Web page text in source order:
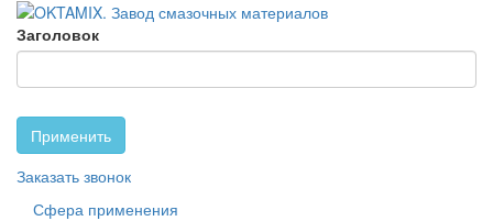
Заголовок
Применить
Заказать звонок
Сфера применения